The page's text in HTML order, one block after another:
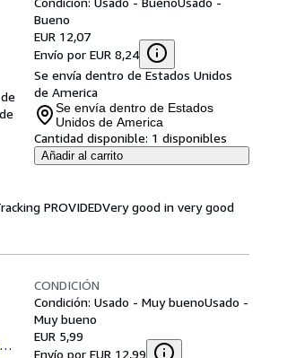
Bueno
EUR 12,07
Envío por EUR 8,24
Se envía dentro de Estados Unidos
de America
Se envía dentro de Estados
Unidos de America
Cantidad disponible: 1 disponibles
Añadir al carrito
PROVIDEDVery good in very good
CONDICIÓN
Condición: Usado - Muy buenoUsado -
Muy bueno
EUR 5,99
Envío por EUR 12,99